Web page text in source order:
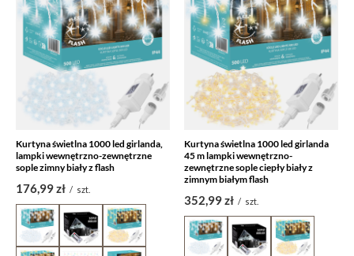
Kurtyna świetlna 1000 led girlanda,
lampki wewnętrzno-zewnętrzne
sople zimny biały z flash
176,99 zł / szt.
Kurtyna świetlna 1000 led girlanda
45 m lampki wewnętrzno-
zewnętrzne sople ciepły biały z
zimnym białym flash
352,99 zł / szt.